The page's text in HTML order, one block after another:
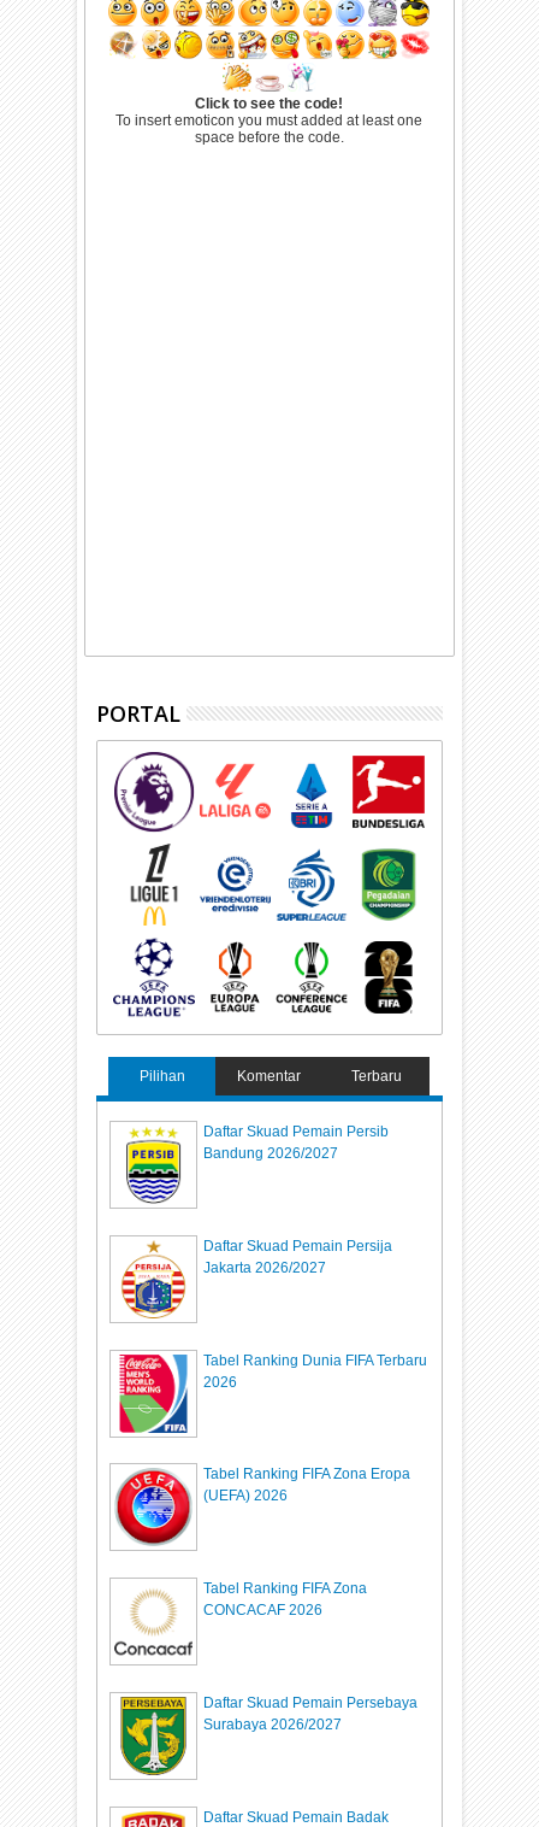
Click to see the code!
To insert emoticon you must added at least one
space before the code.
PORTAL
Pilihan Komentar Terbaru
Daftar Skuad Pemain Persib
Bandung 2026/2027
Daftar Skuad Pemain Persija
Jakarta 2026/2027
Tabel Ranking Dunia FIFA Terbaru
2026
Tabel Ranking FIFA Zona Eropa
(UEFA) 2026
Tabel Ranking FIFA Zona
CONCACAF 2026
Daftar Skuad Pemain Persebaya
Surabaya 2026/2027
Daftar Skuad Pemain Badak